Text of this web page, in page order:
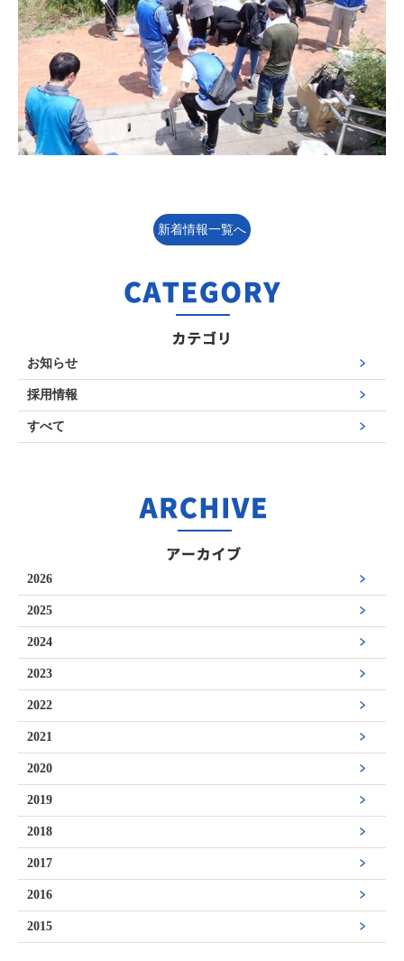
新着情報一覧へ
お知らせ
採用情報
すべて
2026
2025
2024
2023
2022
2021
2020
2019
2018
2017
2016
2015